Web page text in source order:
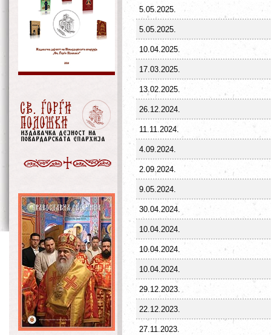
5.05.2025.
5.05.2025.
10.04.2025.
17.03.2025.
13.02.2025.
26.12.2024.
11.11.2024.
4.09.2024.
2.09.2024.
9.05.2024.
30.04.2024.
10.04.2024.
10.04.2024.
10.04.2024.
29.12.2023.
22.12.2023.
27.11.2023.